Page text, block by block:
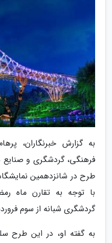
به گزارش خبرنگاران،
فرهنگی، گردشگری و صنایع
طرح در شانزدهمین
با توجه به تقارن ماه
گردشگری شبانه از سوم
به گفته او، در این طرح